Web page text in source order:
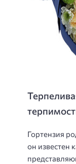
Гортензия
он известен